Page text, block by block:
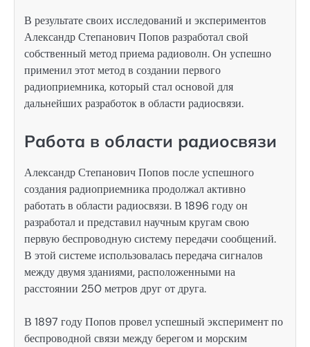
В результате своих исследований и экспериментов
Александр Степанович Попов разработал свой
собственный метод приема радиоволн. Он успешно
применил этот метод в создании первого
радиоприемника, который стал основой для
дальнейших разработок в области радиосвязи.
Работа в области радиосвязи
Александр Степанович Попов после успешного
создания радиоприемника продолжал активно
работать в области радиосвязи. В 1896 году он
разработал и представил научным кругам свою
первую беспроводную систему передачи сообщений.
В этой системе использовалась передача сигналов
между двумя зданиями, расположенными на
расстоянии 250 метров друг от друга.
В 1897 году Попов провел успешный эксперимент по
беспроводной связи между берегом и морским